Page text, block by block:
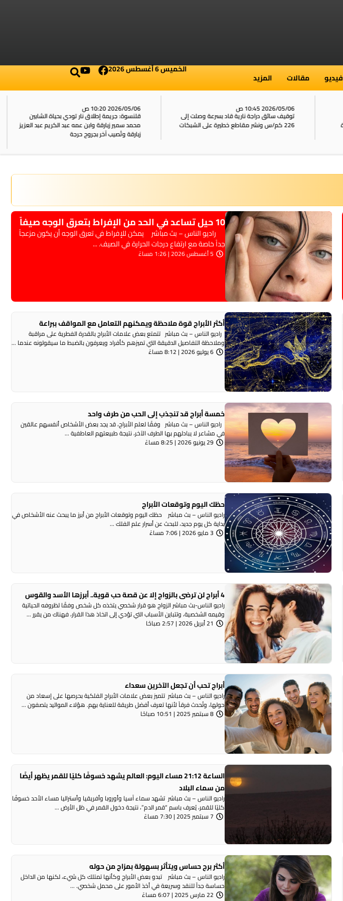
فيديو مقالات المزيد
الخميس 6 أغسطس 2026
2026/05/06 10:45 ص
توقيف سائق دراجة نارية قاد بسرعة وصلت إلى
226 كم/س ونشر مقاطع خطيرة على الشبكات
2026/05/06 10:20 ص
قلنسوة: جريمة إطلاق نار تودي بحياة الشابين
محمد سمير زبارقة وابن عمه عبد الكريم عبد العزيز
زبارقة وتُصيب آخر بجروح حرجة
10 حيل تساعد في الحد من الإفراط بتعرق الوجه صيفاً
راديو الناس – بث مباشر يمكن للإفراط في تعرق الوجه أن يكون مزعجاً
جداً خاصة مع ارتفاع درجات الحرارة في الصيف. ...
5 أغسطس 2026 | 1:26 مساءً
أكثر الأبراج قوة ملاحظة ويمكنهم التعامل مع المواقف ببراعة
راديو الناس – بث مباشر تتمتع بعض علامات الأبراج بالقدرة الفطرية على مراقبة
وملاحظة التفاصيل الدقيقة التي تميزهم كأفراد ويعرفون بالضبط ما سيقولونه عندما ...
6 يوليو 2026 | 8:12 مساءً
خمسة أبراج قد تنجذب إلى الحب من طرف واحد
راديو الناس – بث مباشر وفقًا لعلم الأبراج، قد يجد بعض الأشخاص أنفسهم عالقين
في مشاعر لا يبادلهم بها الطرف الآخر، نتيجة طبيعتهم العاطفية ...
29 يونيو 2026 | 8:25 مساءً
حظك اليوم وتوقعات الأبراج
راديو الناس – بث مباشر حظك اليوم وتوقعات الأبراج من أبرز ما يبحث عنه الأشخاص في
بداية كل يوم جديد، للبحث عن أسرار علم الفلك ...
3 مايو 2026 | 7:06 مساءً
4 أبراج لن ترضى بالزواج إلا عن قصة حب قوية.. أبرزها الأسد والقوس
راديو الناس-بث مباشر الزواج هو قرار شخصي يتخذه كل شخص وفقًا لظروفه الحياتية
وقيمه الشخصية، وتتباين الأسباب التي تؤدي إلى اتخاذ هذا القرار، فهناك من يقرر ...
21 أبريل 2026 | 2:57 صباحًا
أبراج تحب أن تجعل الآخرين سعداء
راديو الناس – بث مباشر تتميز بعض علامات الأبراج الفلكية بحرصها على إسعاد من
حولها، وتُحدث فرقاً لأنها تعرف أفضل طريقة للعناية بهم. هؤلاء المواليد يتصفون ...
8 سبتمبر 2025 | 10:51 صباحًا
الساعة 21:12 مساء اليوم: العالم يشهد خسوفًا كليًا للقمر يظهر أيضًا
من سماء البلاد
راديو الناس – بث مباشر تشهد سماء آسيا وأوروبا وأفريقيا وأستراليا مساء الأحد خسوفًا
كليًا للقمر، يُعرف باسم “قمر الدم”، نتيجة دخول القمر في ظل الأرض ...
7 سبتمبر 2025 | 7:30 مساءً
أكثر برج حساس ويتأثر بسهولة بمزاج من حوله
راديو الناس – بث مباشر تبدو بعض الأبراج وكأنها تمتلك كل شيء، لكنها من الداخل
حساسة جداً للنقد وسريعة في أخذ الأمور على محمل شخصي. ...
22 مارس 2025 | 6:07 مساءً